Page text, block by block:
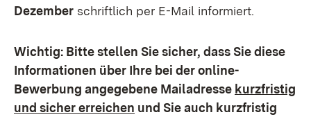
Dezember schriftlich per E-Mail informiert.
Wichtig: Bitte stellen Sie sicher, dass Sie diese
Informationen über Ihre bei der online-
Bewerbung angegebene Mailadresse kurzfristig
und sicher erreichen und Sie auch kurzfristig